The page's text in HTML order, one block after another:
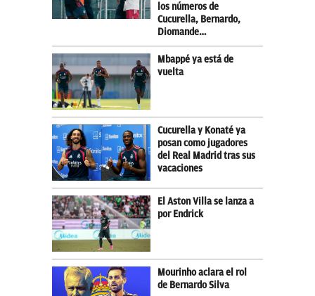
los números de
Cucurella, Bernardo,
Diomande…
Mbappé ya está de
vuelta
Cucurella y Konaté ya
posan como jugadores
del Real Madrid tras sus
vacaciones
El Aston Villa se lanza a
por Endrick
Mourinho aclara el rol
de Bernardo Silva